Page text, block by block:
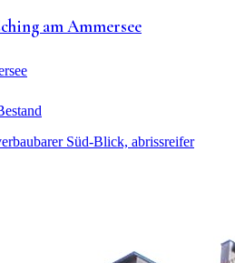
am Ammersee
Süd-Blick, abrissreifer